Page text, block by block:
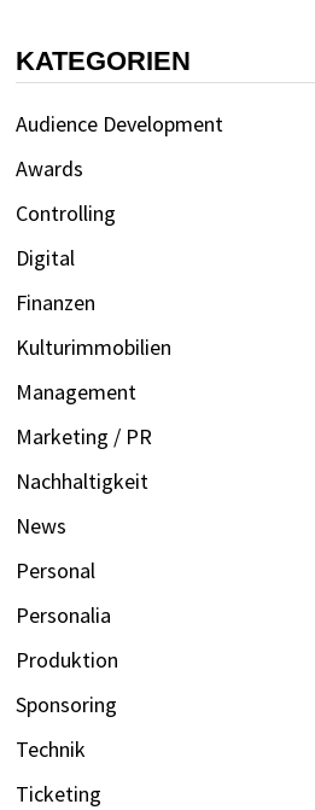
KATEGORIEN
Audience Development
Awards
Controlling
Digital
Finanzen
Kulturimmobilien
Management
Marketing / PR
Nachhaltigkeit
News
Personal
Personalia
Produktion
Sponsoring
Technik
Ticketing